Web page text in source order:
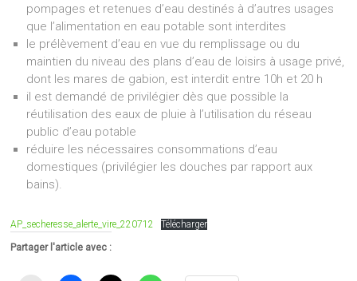
pompages et retenues d’eau destinés à d’autres usages
que l’alimentation en eau potable sont interdites
le prélèvement d’eau en vue du remplissage ou du
maintien du niveau des plans d’eau de loisirs à usage privé,
dont les mares de gabion, est interdit entre 10h et 20 h
il est demandé de privilégier dès que possible la
réutilisation des eaux de pluie à l’utilisation du réseau
public d’eau potable
réduire les nécessaires consommations d’eau
domestiques (privilégier les douches par rapport aux
bains).
AP_secheresse_alerte_vire_220712 Télécharger
Partager l'article avec :